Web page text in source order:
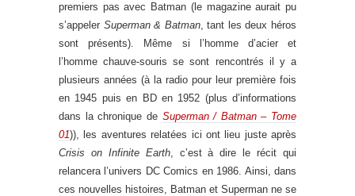
premiers pas avec Batman (le magazine aurait pu
s’appeler Superman & Batman, tant les deux héros
sont présents). Même si l’homme d’acier et
l’homme chauve-souris se sont rencontrés il y a
plusieurs années (à la radio pour leur première fois
en 1945 puis en BD en 1952 (plus d’informations
dans la chronique de Superman / Batman – Tome
01)), les aventures relatées ici ont lieu juste après
Crisis on Infinite Earth, c’est à dire le récit qui
relancera l’univers DC Comics en 1986. Ainsi, dans
ces nouvelles histoires, Batman et Superman ne se